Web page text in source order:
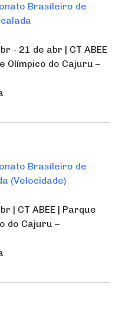
Brasileiro de
- 21 de abr | CT ABEE
Olímpico do Cajuru –
Brasileiro de
(Velocidade)
| CT ABEE | Parque
do Cajuru –